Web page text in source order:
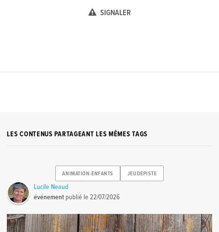
SIGNALER
LES CONTENUS PARTAGEANT LES MÊMES TAGS
ANIMATION-ENFANTS JEUDEPISTE
Lucile Neaud
événement publié le22/07/2026